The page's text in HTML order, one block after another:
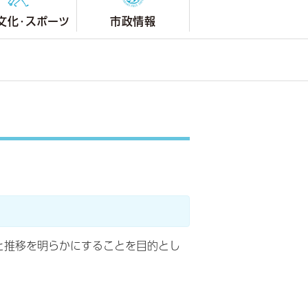
化・スポーツ 市政情報
移を明らかにすることを目的とし